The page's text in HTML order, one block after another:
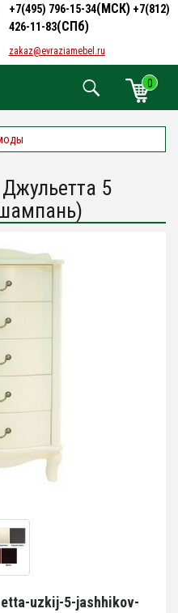
+7(495) 796-15-34(МСК) +7(812)
426-11-83(СПб)
zakaz@evraziamebel.ru
0
5
uzkij-5-jashhikov-